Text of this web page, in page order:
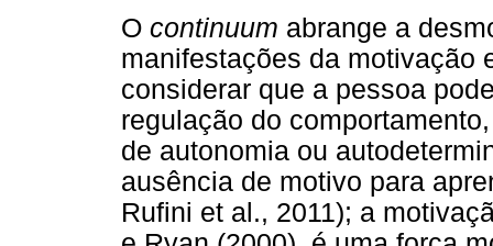
O continuum abrange a
manifestações da motivação
considerar que a pessoa
regulação do
de autonomia ou
ausência de motivo para
Rufini et al., 2011); a